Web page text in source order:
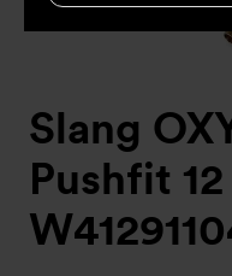
Slang
Pushfit